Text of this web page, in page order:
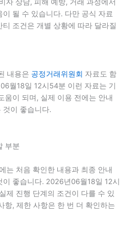
자 상담, 피해 예방, 거래 과정에서
될 수 있습니다. 다만 공식 자료
조건은 개별 상황에 따라 달라질
내용은 공정거래위원회 자료도 함
월18일 12시54분 이런 자료는 기
움이 되며, 실제 이용 전에는 안내
것이 좋습니다.
부분
는 처음 확인한 내용과 최종 안내
좋습니다. 2026년06월18일 12시
제 진행 단계의 조건이 다를 수 있
항, 제한 사항은 한 번 더 확인하는